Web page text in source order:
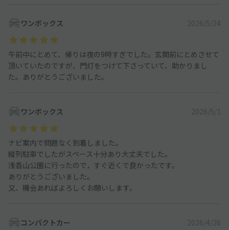
ワンボックス 2026/5/24
午前中にとめて、帰りは夜の9時すぎでした。玄関前にとめさせて
頂いていたのですが、門灯をつけて下さっていて、助かりまし
た。ありがとうございました。
ワンボックス 2026/5/1
ナビ案内で問題なく到着しました。
縦列駐車でしたがスペース十分あり大丈夫でした。
浅香山公園に行ったので，すぐ近くで良かったです。
ありがとうございました。
又、機会あればよろしくお願いします。
コンパクトカー 2026/4/26